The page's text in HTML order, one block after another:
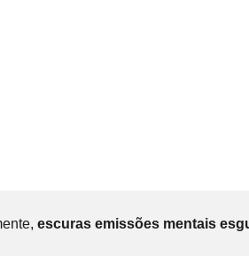
escuras emissões mentais